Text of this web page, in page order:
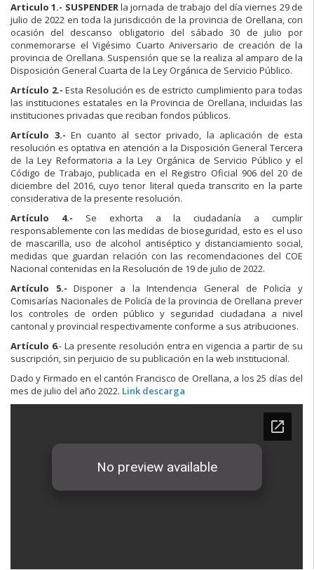
Articulo 1.- SUSPENDERla jornada de trabajo del día viernes 29 de
julio de 2022 en toda la jurisdicción de la provincia de Orellana, con
ocasión del descanso obligatorio del sábado 30 de julio por
conmemorarse el Vigésimo Cuarto Aniversario de creación de la
provincia de Orellana. Suspensión que se la realiza al amparo de la
Disposición General Cuarta de la Ley Orgánica de Servicio Público.
Artículo 2.-Esta Resolución es de estricto cumplimiento para todas
las instituciones estatales en la Provincia de Orellana, incluidas las
instituciones privadas que reciban fondos públicos.
Artículo 3.- En cuanto al sector privado, la aplicación de esta
resolución es optativa en atención a la Disposición General Tercera
de la Ley Reformatoria a la Ley Orgánica de Servicio Público y el
Código de Trabajo, publicada en el Registro Oficial 906 del 20 de
diciembre del 2016, cuyo tenor literal queda transcrito en la parte
considerativa de la presente resolución.
Artículo 4.- Se exhorta a la ciudadanía a cumplir
responsablemente con las medidas de bioseguridad, esto es el uso
de mascarilla, uso de alcohol antiséptico y distanciamiento social,
medidas que guardan relación con las recomendaciones del COE
Nacional contenidas en la Resolución de 19 de julio de 2022.
Artículo 5.-Disponer a la Intendencia General de Policía y
Comisarías Nacionales de Policía de la provincia de Orellana prever
los controles de orden público y seguridad ciudadana a nivel
cantonal y provincial respectivamente conforme a sus atribuciones.
Artículo 6.- La presente resolución entra en vigencia a partir de su
suscripción, sin perjuicio de su publicación en la web institucional.
Dado y Firmado en el cantón Francisco de Orellana, a los 25 días del
mes de julio del año 2022. Link descarga